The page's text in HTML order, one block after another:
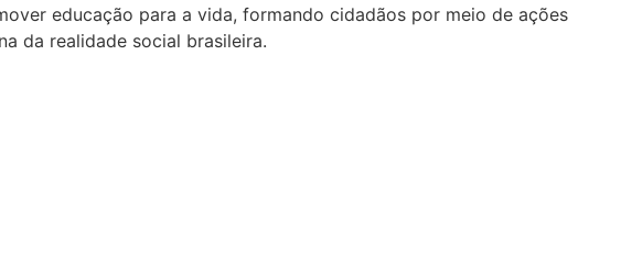
educação para a vida, formando cidadãos por meio de ações
da realidade social brasileira.